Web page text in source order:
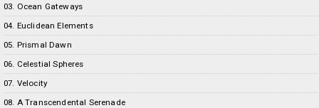
03. Ocean Gateways
04. Euclidean Elements
05. Prismal Dawn
06. Celestial Spheres
07. Velocity
08. A Transcendental Serenade